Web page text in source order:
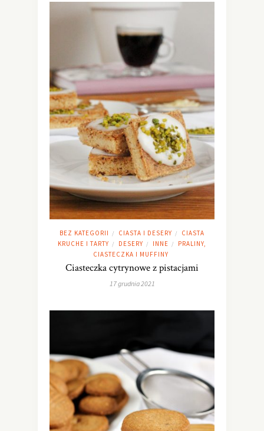
BEZ KATEGORII / CIASTA I DESERY /
CIASTA
KRUCHE I TARTY / DESERY / INNE /
PRALINY,
CIASTECZKA I MUFFINY
Ciasteczka cytrynowe z pistacjami
17 grudnia 2021